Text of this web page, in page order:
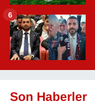
6
Son Haberler